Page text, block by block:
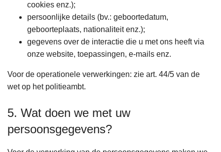
cookies enz.);
persoonlijke details (bv.: geboortedatum,
geboorteplaats, nationaliteit enz.);
gegevens over de interactie die u met ons heeft via
onze website, toepassingen, e-mails enz.
Voor de operationele verwerkingen: zie art. 44/5 van de
wet op het politieambt.
5. Wat doen we met uw
persoonsgegevens?